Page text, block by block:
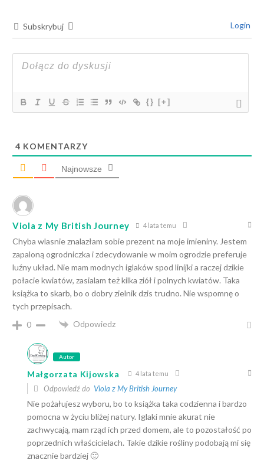
Subskrybuj Login
{} [+]
4 KOMENTARZY
Najnowsze
Viola z My British Journey 4 lata temu
Chyba wlasnie znalazłam sobie prezent na moje imieniny. Jestem
zapaloną ogrodniczka i zdecydowanie w moim ogrodzie preferuje
luźny układ. Nie mam modnych iglaków spod linijki a raczej dzikie
połacie kwiatów, zasialam też kilka ziół i polnych kwiatów. Taka
książka to skarb, bo o dobry zielnik dzis trudno. Nie wspomnę o
tych przepisach.
0
Odpowiedz
Autor
Małgorzata Kijowska 4 lata temu
Odpowiedź do Viola z My British Journey
Nie pożałujesz wyboru, bo to książka taka codzienna i bardzo
pomocna w życiu bliżej natury. Iglaki mnie akurat nie
zachwycają, mam rząd ich przed domem, ale to pozostałość po
poprzednich właścicielach. Takie dzikie rośliny podobają mi się
znacznie bardziej 🙂